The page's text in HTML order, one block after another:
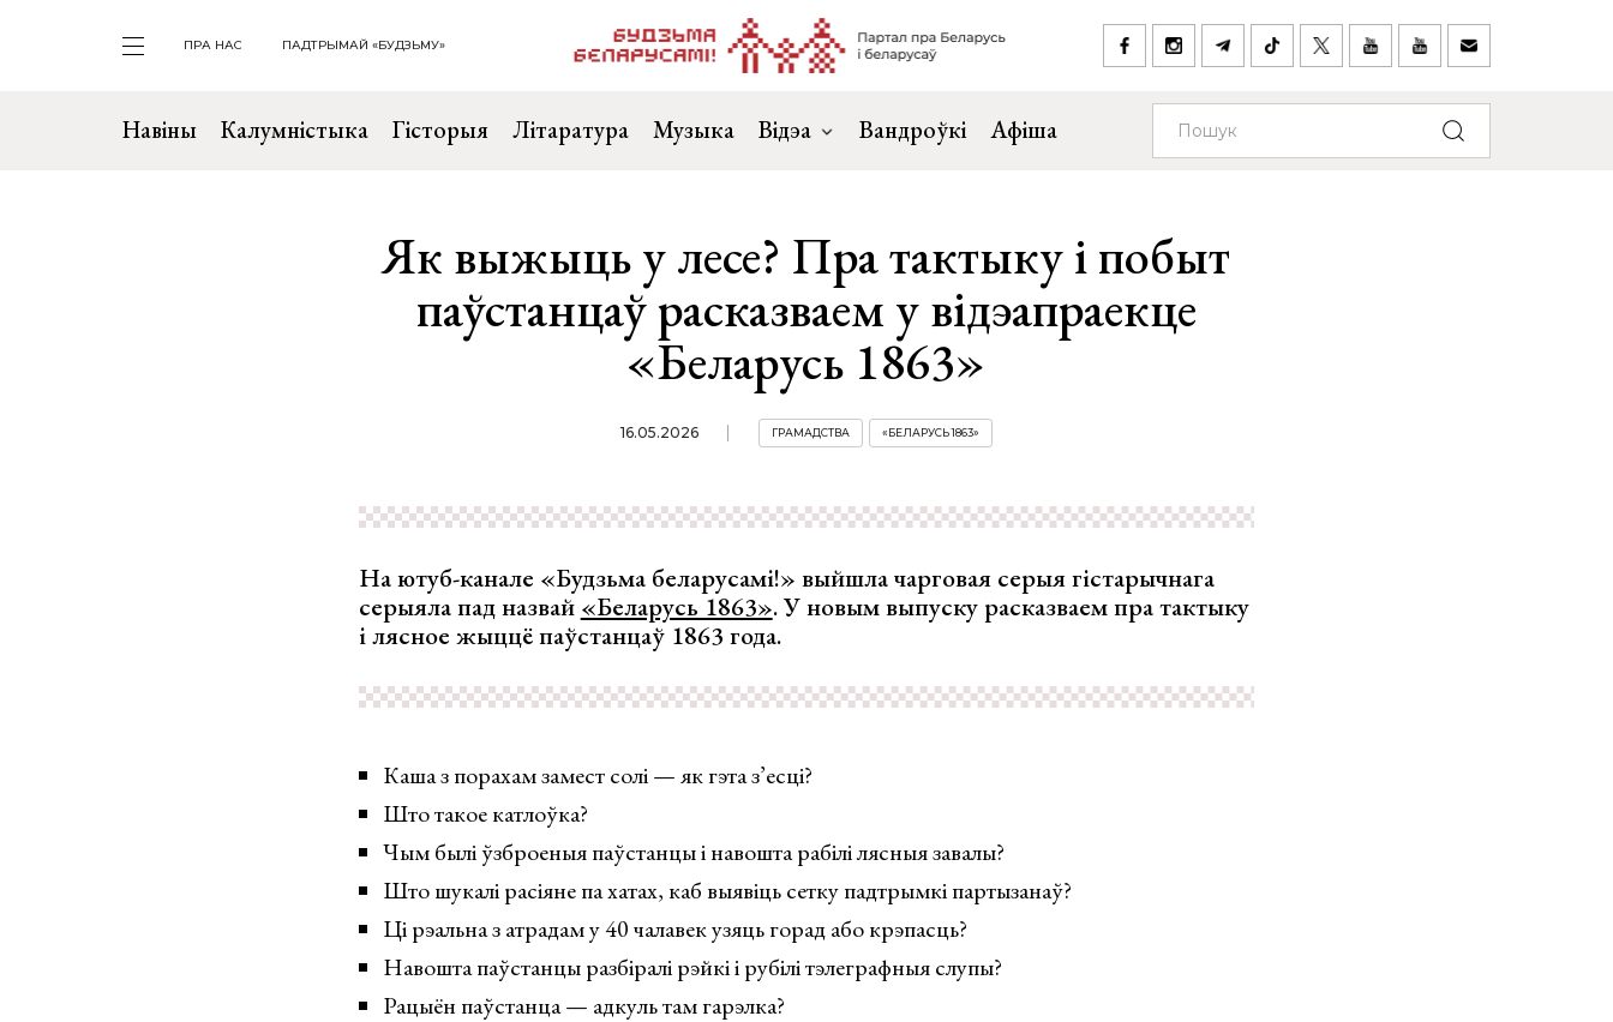
ПРА НАС ПАДТРЫМАЙ «БУДЗЬМУ»
Навіны Калумністыка Гісторыя Літаратура Музыка Відэа Вандроўкі Афіша
Як выжыць у лесе? Пра тактыку і побыт
паўстанцаў расказваем у відэапраекце
«Беларусь 1863»
16.05.2026 ГРАМАДСТВА «БЕЛАРУСЬ 1863»
На ютуб-канале «Будзьма беларусамі!» выйшла чарговая серыя гістарычнага
серыяла пад назвай «Беларусь 1863». У новым выпуску расказваем пра тактыку
і лясное жыццё паўстанцаў 1863 года.
Каша з порахам замест солі — як гэта з’есці?
Што такое катлоўка?
Чым былі ўзброеныя паўстанцы і навошта рабілі лясныя завалы?
Што шукалі расіяне па хатах, каб выявіць сетку падтрымкі партызанаў?
Ці рэальна з атрадам у 40 чалавек узяць горад або крэпасць?
Навошта паўстанцы разбіралі рэйкі і рубілі тэлеграфныя слупы?
Рацыён паўстанца — адкуль там гарэлка?